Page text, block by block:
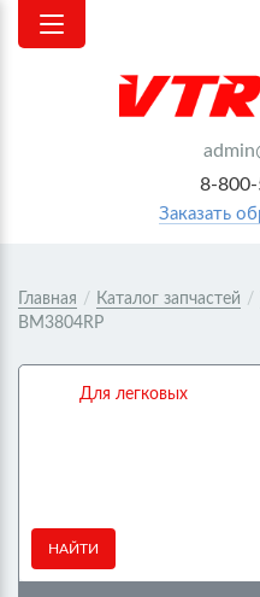
8-
Заказать
Главная / Каталог запчастей /
BM3804RP
Для легковых
НАЙТИ